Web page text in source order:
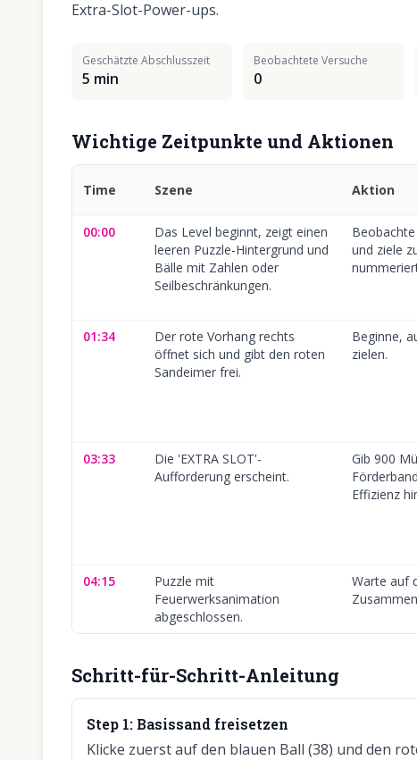
Extra-Slot-Power-ups.
Geschätzte Abschlusszeit
5 min
Beobachtete Versuche
0
Wichtige Zeitpunkte und Aktionen
Time Szene Aktion
00:00
Das Level beginnt, zeigt einen
leeren Puzzle-Hintergrund und
Bälle mit Zahlen oder
Seilbeschränkungen.
und ziele
01:34
Der rote Vorhang rechts
öffnet sich und gibt den roten
Sandeimer frei.
Beginne,
zielen.
03:33
Die 'EXTRA SLOT'-
Aufforderung erscheint.
Gib 900
Effizienz
04:15
Puzzle mit
Feuerwerksanimation
abgeschlossen.
Warte auf
Schritt-für-Schritt-Anleitung
Step 1: Basissand freisetzen
Klicke zuerst auf den blauen Ball (38) und den